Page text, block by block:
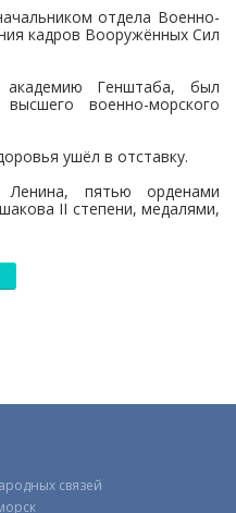
отдела Военно-
кадров Вооружённых Сил
Генштаба, был
военно-морского
ушёл в отставку.
пятью орденами
II степени, медалями,
связей